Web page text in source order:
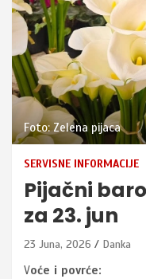
Foto: Zelena pijaca
SERVISNE INFORMACIJE
Pijačni
za 23. jun
23 Juna, 2026 Danka
Voće i povrće: